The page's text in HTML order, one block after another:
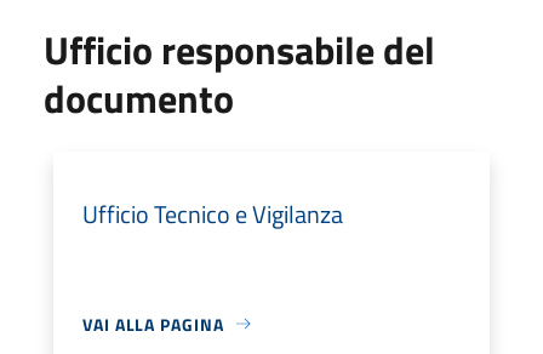
Ufficio responsabile del
documento
Ufficio Tecnico e Vigilanza
VAI ALLA PAGINA